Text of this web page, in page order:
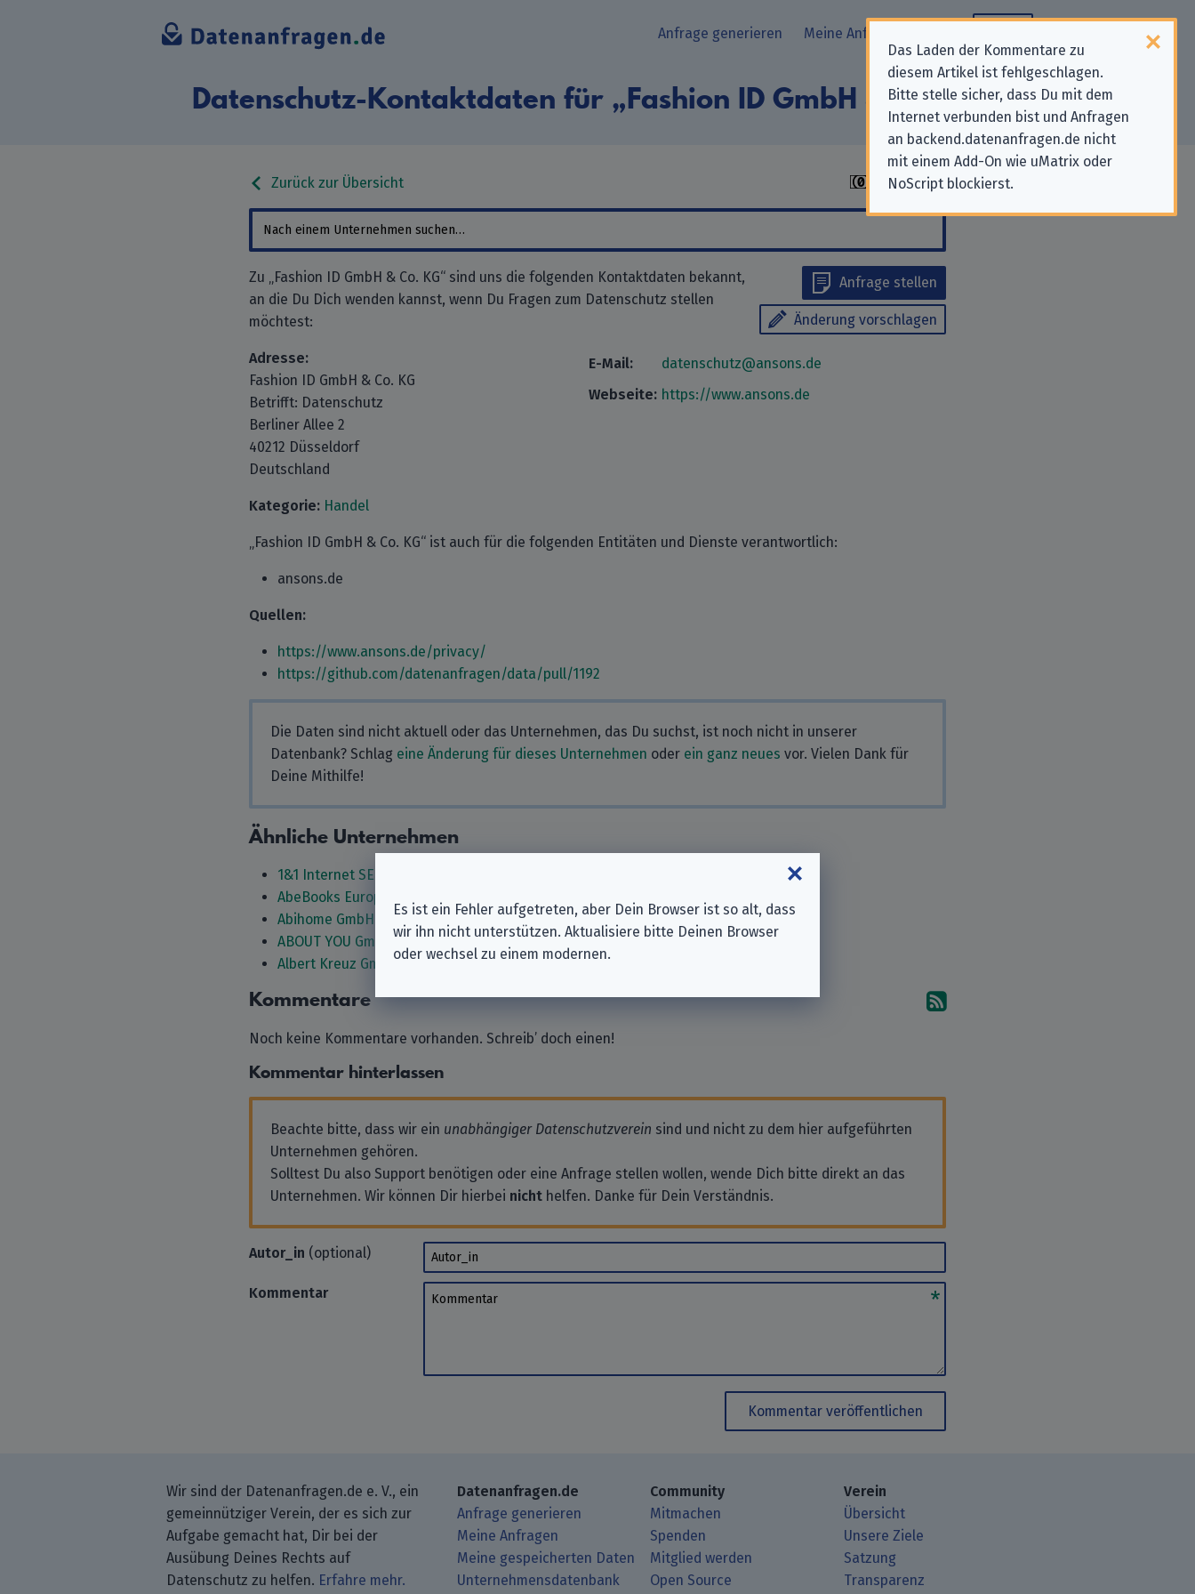
Das Laden der Kommentare zu
diesem Artikel ist fehlgeschlagen.
Bitte stelle sicher, dass Du mit dem
Internet verbunden bist und Anfragen
an backend.datenanfragen.de nicht
mit einem Add-On wie uMatrix oder
NoScript blockierst.
Anfrage generieren Meine Anfragen
Datenschutz-Kontaktdaten für „Fashion ID GmbH & Co. KG“
Zurück zur Übersicht
Anfrage stellen
Änderung vorschlagen
Zu „Fashion ID GmbH & Co. KG“ sind uns die folgenden Kontaktdaten bekannt,
an die Du Dich wenden kannst, wenn Du Fragen zum Datenschutz stellen
möchtest:
Adresse:
Fashion ID GmbH & Co. KG
Betrifft: Datenschutz
Berliner Allee 2
40212 Düsseldorf
Deutschland
E-Mail:
datenschutz@ansons.de
Webseite: https://www.ansons.de
Kategorie: Handel
„Fashion ID GmbH & Co. KG“ ist auch für die folgenden Entitäten und Dienste verantwortlich:
ansons.de
Quellen:
https://www.ansons.de/privacy/
https://github.com/datenanfragen/data/pull/1192
Die Daten sind nicht aktuell oder das Unternehmen, das Du suchst, ist noch nicht in unserer
Datenbank? Schlag eine Änderung für dieses Unternehmen oder ein ganz neues vor. Vielen Dank für
Deine Mithilfe!
Ähnliche Unternehmen
1&1 Internet SE
AbeBooks Europe GmbH
Abihome GmbH
ABOUT YOU GmbH
Albert Kreuz GmbH
Kommentare Abonniere die
Noch keine Kommentare vorhanden. Schreib’ doch einen!
Kommentar hinterlassen
Beachte bitte, dass wir ein unabhängiger Datenschutzverein sind und nicht zu dem hier aufgeführten
Unternehmen gehören.
Solltest Du also Support benötigen oder eine Anfrage stellen wollen, wende Dich bitte direkt an das
Unternehmen. Wir können Dir hierbei nicht helfen. Danke für Dein Verständnis.
Autor_in (optional) Autor_in
Kommentar Kommentar
Kommentar veröffentlichen
Wir sind der Datenanfragen.de e. V., ein
gemeinnütziger Verein, der es sich zur
Aufgabe gemacht hat, Dir bei der
Ausübung Deines Rechts auf
Datenschutz zu helfen. Erfahre mehr.
Datenanfragen.de
Anfrage generieren
Meine Anfragen
Meine gespeicherten Daten
Unternehmensdatenbank
Community
Mitmachen
Spenden
Mitglied werden
Open Source
Verein
Übersicht
Unsere Ziele
Satzung
Transparenz
Es ist ein Fehler aufgetreten, aber Dein Browser ist so alt, dass
wir ihn nicht unterstützen. Aktualisiere bitte Deinen Browser
oder wechsel zu einem modernen.